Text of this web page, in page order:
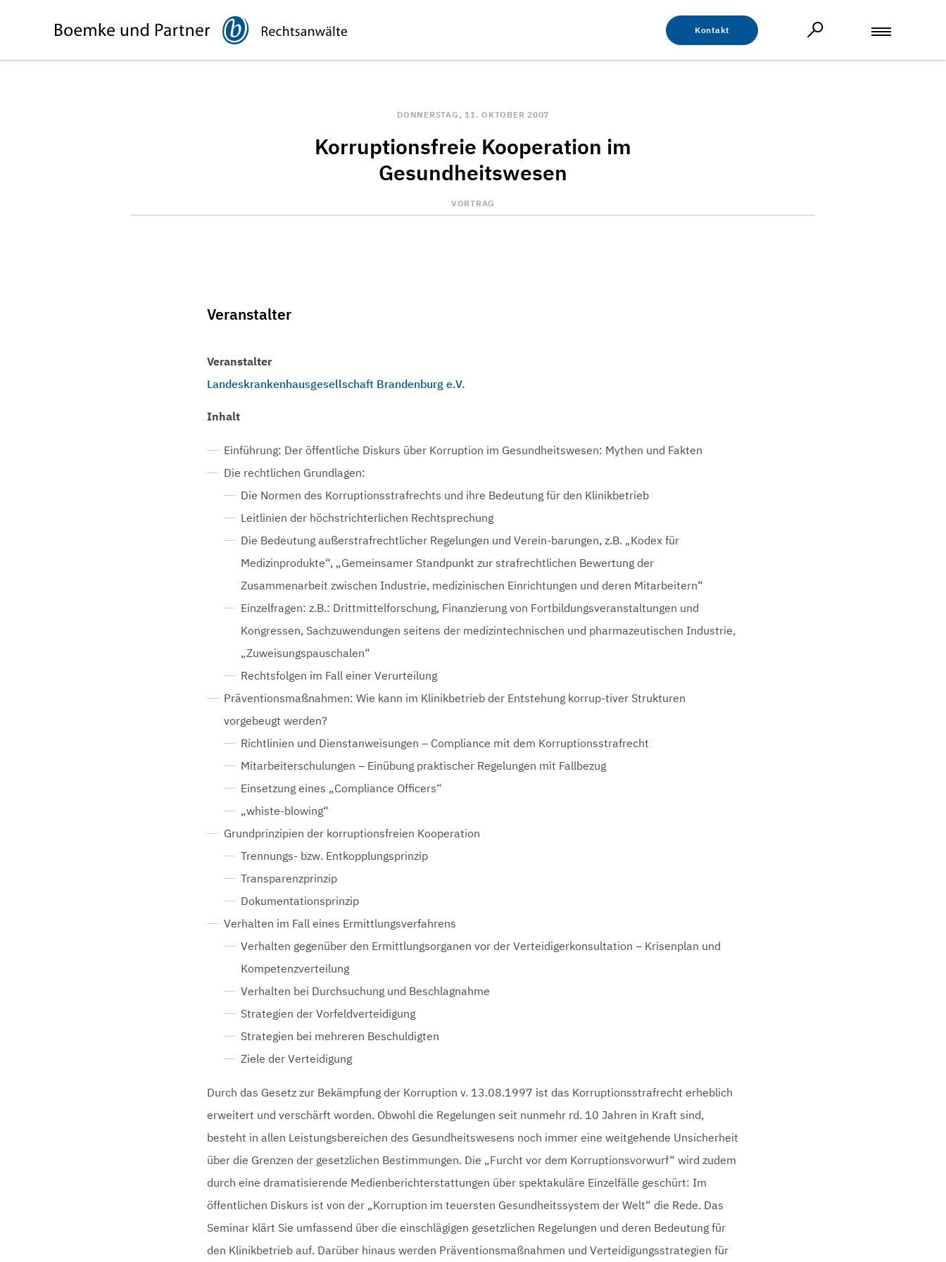
Kontakt
DONNERSTAG, 11. OKTOBER 2007
Korruptionsfreie Kooperation im
Gesundheitswesen
VORTRAG
Veranstalter
Veranstalter
Landeskrankenhausgesellschaft Brandenburg e.V.
Inhalt
Einführung: Der öffentliche Diskurs über Korruption im Gesundheitswesen: Mythen und Fakten
Die rechtlichen Grundlagen:
Die Normen des Korruptionsstrafrechts und ihre Bedeutung für den Klinikbetrieb
Leitlinien der höchstrichterlichen Rechtsprechung
Die Bedeutung außerstrafrechtlicher Regelungen und Verein-barungen, z.B. „Kodex für
Medizinprodukte“, „Gemeinsamer Standpunkt zur strafrechtlichen Bewertung der
Zusammenarbeit zwischen Industrie, medizinischen Einrichtungen und deren Mitarbeitern“
Einzelfragen: z.B.: Drittmittelforschung, Finanzierung von Fortbildungsveranstaltungen und
Kongressen, Sachzuwendungen seitens der medizintechnischen und pharmazeutischen Industrie,
„Zuweisungspauschalen“
Rechtsfolgen im Fall einer Verurteilung
Präventionsmaßnahmen: Wie kann im Klinikbetrieb der Entstehung korrup-tiver Strukturen
vorgebeugt werden?
Richtlinien und Dienstanweisungen – Compliance mit dem Korruptionsstrafrecht
Mitarbeiterschulungen – Einübung praktischer Regelungen mit Fallbezug
Einsetzung eines „Compliance Officers“
„whiste-blowing“
Grundprinzipien der korruptionsfreien Kooperation
Trennungs- bzw. Entkopplungsprinzip
Transparenzprinzip
Dokumentationsprinzip
Verhalten im Fall eines Ermittlungsverfahrens
Verhalten gegenüber den Ermittlungsorganen vor der Verteidigerkonsultation – Krisenplan und
Kompetenzverteilung
Verhalten bei Durchsuchung und Beschlagnahme
Strategien der Vorfeldverteidigung
Strategien bei mehreren Beschuldigten
Ziele der Verteidigung
Durch das Gesetz zur Bekämpfung der Korruption v. 13.08.1997 ist das Korruptionsstrafrecht erheblich
erweitert und verschärft worden. Obwohl die Regelungen seit nunmehr rd. 10 Jahren in Kraft sind,
besteht in allen Leistungsbereichen des Gesundheitswesens noch immer eine weitgehende Unsicherheit
über die Grenzen der gesetzlichen Bestimmungen. Die „Furcht vor dem Korruptionsvorwurf“ wird zudem
durch eine dramatisierende Medienberichterstattungen über spektakuläre Einzelfälle geschürt: Im
öffentlichen Diskurs ist von der „Korruption im teuersten Gesundheitssystem der Welt“ die Rede. Das
Seminar klärt Sie umfassend über die einschlägigen gesetzlichen Regelungen und deren Bedeutung für
den Klinikbetrieb auf. Darüber hinaus werden Präventionsmaßnahmen und Verteidigungsstrategien für